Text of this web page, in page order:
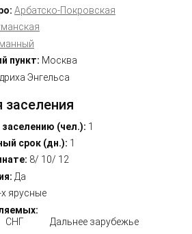
Арбатско-Покровская
пункт: Москва
Энгельса
заселения
(чел.): 1
срок (дн.): 1
8/ 10/ 12
Да
х ярусные
СНГ Дальнее зарубежье